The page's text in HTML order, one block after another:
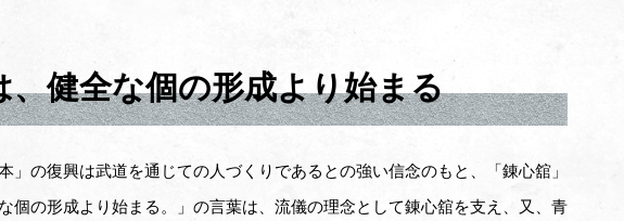
健全な個の形成より始まる
の復興は武道を通じての人づくりであるとの強い信念のもと、「錬心舘」
の形成より始まる。」の言葉は、流儀の理念として錬心舘を支え、又、青